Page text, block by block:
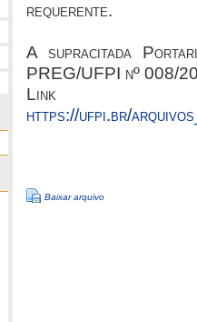
requerente.
A supracitada
PREG/UFPI nº 008/
Link
https://ufpi.br/
Baixar arquivo